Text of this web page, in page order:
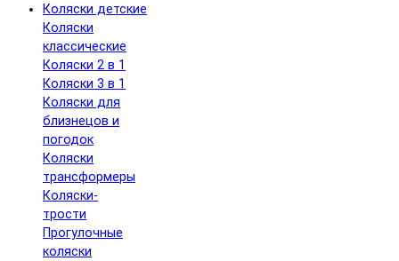
Коляски детские
Коляски
классические
Коляски 2 в 1
Коляски 3 в 1
Коляски для
близнецов и
погодок
Коляски
трансформеры
Коляски-
трости
Прогулочные
коляски